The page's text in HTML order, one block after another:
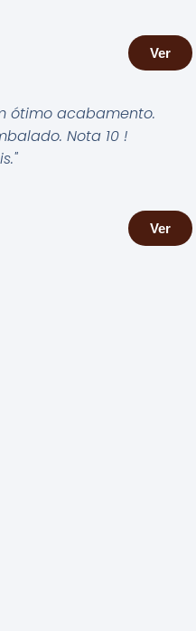
Ver
ótimo acabamento.
Nota 10 !
"
Ver